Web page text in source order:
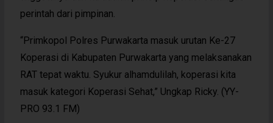
perintah dari pimpinan.
“Primkopol Polres Purwakarta masuk urutan Ke-27
Koperasi di Kabupaten Purwakarta yang melaksanakan
RAT tepat waktu. Syukur alhamdulilah, koperasi kita
masuk kategori Koperasi Sehat,” Ungkap Ricky. (YY-
PRO 93.1 FM)